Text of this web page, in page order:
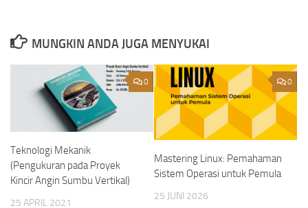
MUNGKIN ANDA JUGA MENYUKAI
0
Teknologi Mekanik
(Pengukuran pada Proyek
Kincir Angin Sumbu Vertikal)
25 APRIL 2021
0
Mastering Linux: Pemahaman
Sistem Operasi untuk Pemula
25 JUNI 2026